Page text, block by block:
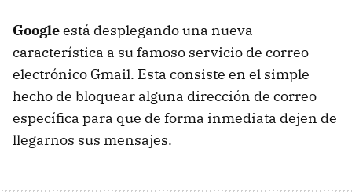
Googleestá desplegando una nueva
característica a su famoso servicio de correo
electrónico Gmail. Esta consiste en el simple
hecho de bloquear alguna dirección de correo
específica para que de forma inmediata dejen de
llegarnos sus mensajes.